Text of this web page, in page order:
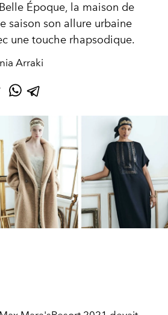
Époque, la maison de
saison son allure urbaine
une touche rhapsodique.
Arraki